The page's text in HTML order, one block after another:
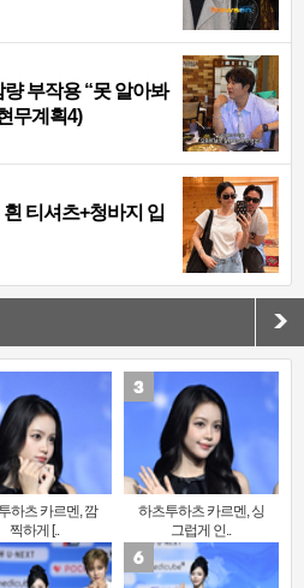
부작용 “못 알아봐
무계획4)
티셔츠+청바지 입
하츠 카르멘, 깜
찍하게 [..
하츠투하츠 카르멘, 싱
그럽게 인..